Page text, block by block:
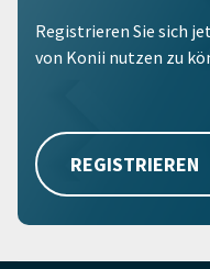
Registrieren Sie sich
von Konii nutzen zu
REGISTRIEREN